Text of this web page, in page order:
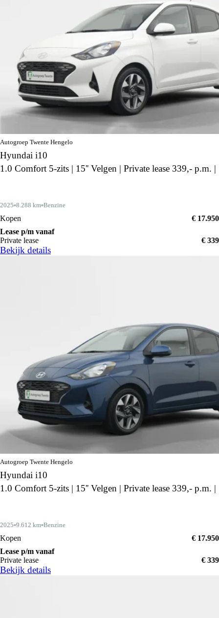
Autogroep Twente Hengelo
Hyundai i10
1.0 Comfort 5-zits | 15'' Velgen | Private lease 339,- p.m. |
2025 8.288 km Benzine
Kopen
€ 17.950
Lease p/m vanaf
Private lease
€ 339
Bekijk details
Autogroep Twente Hengelo
Hyundai i10
1.0 Comfort 5-zits | 15'' Velgen | Private lease 339,- p.m. |
2025 9.612 km Benzine
Kopen
€ 17.950
Lease p/m vanaf
Private lease
€ 339
Bekijk details